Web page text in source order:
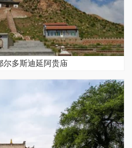
尔多斯迪延阿贵庙